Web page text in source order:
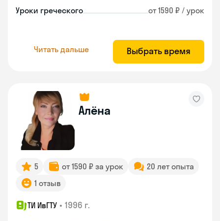
Уроки греческого от 1590 ₽ / урок
Читать дальше Выбрать время
Алёна
5 от 1590 ₽ за урок
20 лет опыта
1 отзыв
ТИ ИвГТУ • 1996 г.